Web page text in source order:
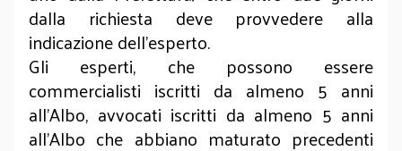
dalla richiesta deve provvedere alla
indicazione dell’esperto.
Gli esperti, che possono essere
commercialisti iscritti da almeno 5 anni
all’Albo, avvocati iscritti da almeno 5 anni
all’Albo che abbiano maturato precedenti